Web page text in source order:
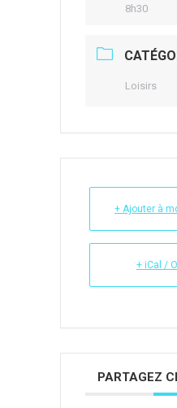
8h30
Loisirs
+ Ajouter à
+ iCal /
PARTAGEZ